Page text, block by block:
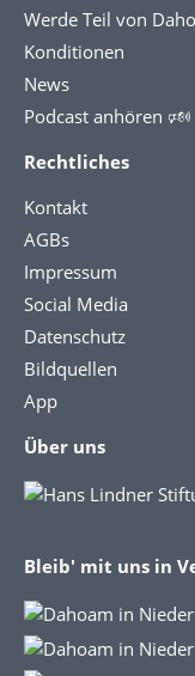
Werde Teil von
Konditionen
News
Podcast anhören 🕬
Rechtliches
Kontakt
AGBs
Impressum
Social Media
Datenschutz
Bildquellen
App
Über uns
Bleib' mit uns in